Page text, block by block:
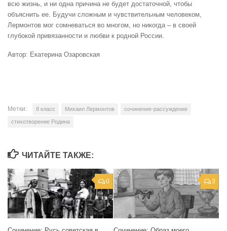
всю жизнь, и ни одна причина не будет достаточной, чтобы
объяснить ее. Будучи сложным и чувствительным человеком,
Лермонтов мог сомневаться во многом, но никогда – в своей
глубокой привязанности и любви к родной России.
Автор: Екатерина Озаровская
Метки: 8 класс Михаил Лермонтов сочинение-рассуждение
стихотворение Родина
ЧИТАЙТЕ ТАКЖЕ:
0 3